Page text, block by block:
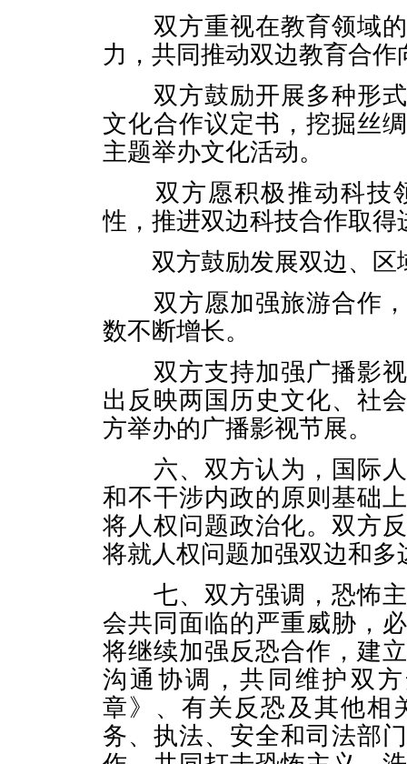
双方重视在教育领域的
力，共同推动双边教育合作
双方鼓励开展多种形式
文化合作议定书，挖掘丝
主题举办文化活动。
双方愿积极推动科技
性，推进双边科技合作取得
双方鼓励发展双边、区
双方愿加强旅游合作，
数不断增长。
双方支持加强广播影视
出反映两国历史文化、社
方举办的广播影视节展。
六、双方认为，国际人
和不干涉内政的原则基础
将人权问题政治化。双方
将就人权问题加强双边和多
七、双方强调，恐怖主
会共同面临的严重威胁，
将继续加强反恐合作，建
沟通协调，共同维护双
章》、有关反恐及其他相
务、执法、安全和司法部